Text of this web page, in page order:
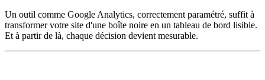
Un outil comme Google Analytics, correctement paramétré, suffit à
transformer votre site d'une boîte noire en un tableau de bord lisible.
Et à partir de là, chaque décision devient mesurable.